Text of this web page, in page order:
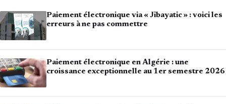
Paiement électronique via « Jibayatic » : voici les
erreurs à ne pas commettre
Paiement électronique en Algérie : une
croissance exceptionnelle au 1er semestre 2026